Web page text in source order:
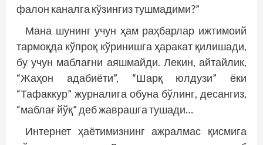
фалон каналга кўзингиз тушмадими?”
Мана шунинг учун ҳам раҳбарлар ижтимоий
тармоқда кўпроқ кўринишга ҳаракат қилишади,
бу учун маблағни аяшмайди. Лекин, айтайлик,
“Жаҳон адабиёти”, “Шарқ юлдузи” ёки
“Тафаккур” журналига обуна бўлинг, десангиз,
“маблағ йўқ” деб жаврашга тушади…
Интернет ҳаётимизнинг ажралмас қисмига